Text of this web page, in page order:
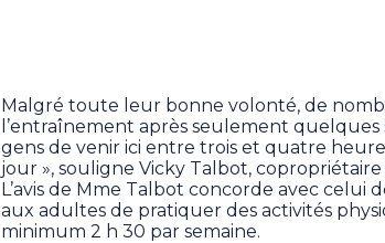
Malgré toute leur bonne volonté, de
l’entraînement après seulement quelques
gens de venir ici entre trois et quatre
jour », souligne Vicky Talbot,
L’avis de Mme Talbot concorde avec celui
aux adultes de pratiquer des activités
minimum 2 h 30 par semaine.